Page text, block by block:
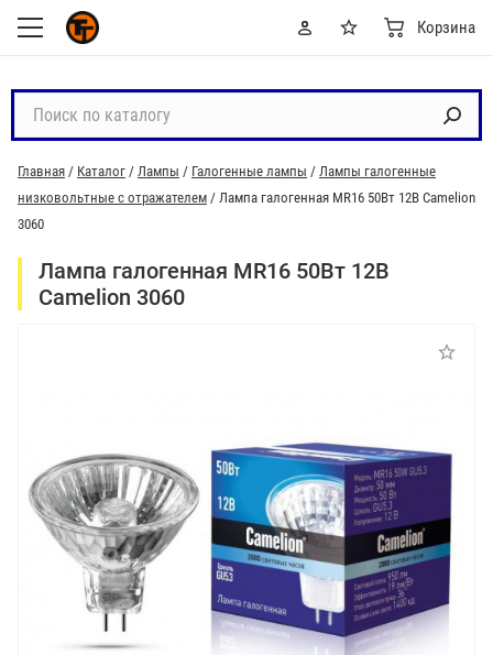
Корзина
с
к
п
о
а
Главная / Каталог / Лампы / Галогенные лампы / Лампы галогенные
низковольтные с отражателем / Лампа галогенная MR16 50Вт 12В Camelion
3060
Лампа галогенная MR16 50Вт 12В
Camelion 3060